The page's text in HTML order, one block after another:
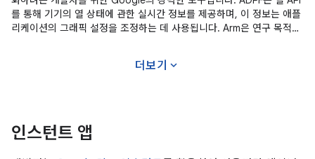
를 통해 기기의 열 상태에 관한 실시간 정보를 제공하며, 이 정보는 애플
리케이션의 그래픽 설정을 조정하는 데 사용됩니다. Arm은 연구 목적으
더보기 expand_more
인스턴트 앱